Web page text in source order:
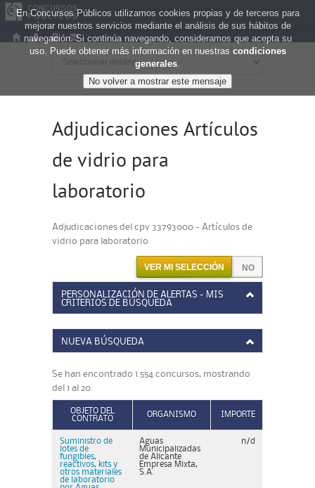
Adjudicaciones Artículos
de vidrio para
laboratorio
Adjudicaciones del cpv 33793000 - Artículos de
vidrio para laboratorio
VER MI SELECCIÓN
PERSONALIZACIÓN DE ALERTAS - MIS
CRITERIOS DE BÚSQUEDA
NUEVA BÚSQUEDA
Se han encontrado 1.554 concursos, mostrando
del 1 al 20.
OBJETO DEL
CONTRATO
ORGANISMO IMPORTE
Suministro de
lotes de
fungibles,
reactivos, kits y
otros materiales
de laboratorio
Aguas
Municipalizadas
de Alicante
Empresa Mixta,
S.A.
n/d
En Concursos Públicos utilizamos cookies propias y de terceros para
mejorar nuestros servicios mediante el análisis de sus hábitos de
navegación. Si continúa navegando, consideramos que acepta su
uso. Puede obtener más información en nuestras condiciones
generales.